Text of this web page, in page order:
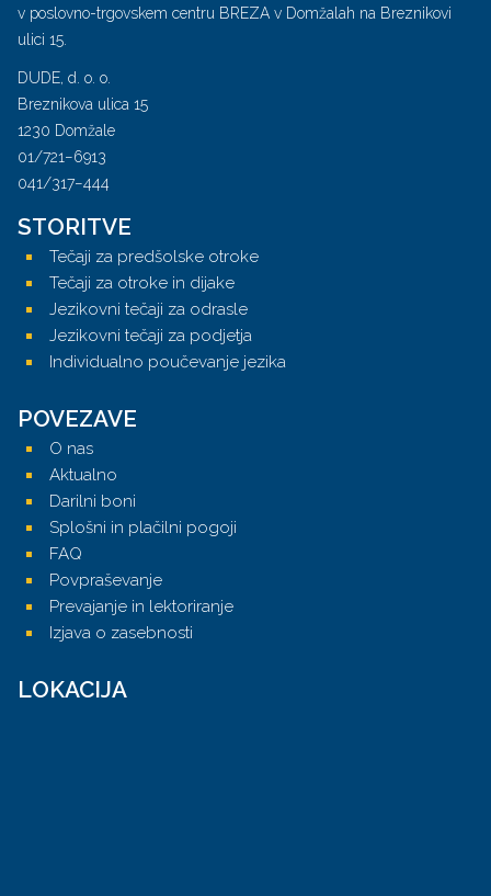
v poslovno-trgovskem centru BREZA v Domžalah na Breznikovi
ulici 15.
DUDE, d. o. o.
Breznikova ulica 15
1230 Domžale
01/721−6913
041/317−444
STORITVE
Tečaji za predšolske otroke
Tečaji za otroke in dijake
Jezikovni tečaji za odrasle
Jezikovni tečaji za podjetja
Individualno poučevanje jezika
POVEZAVE
O nas
Aktualno
Darilni boni
Splošni in plačilni pogoji
FAQ
Povpraševanje
Prevajanje in lektoriranje
Izjava o zasebnosti
LOKACIJA